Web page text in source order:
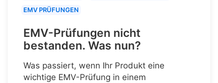
EMV PRÜFUNGEN
EMV-Prüfungen nicht
bestanden. Was nun?
Was passiert, wenn Ihr Produkt eine
wichtige EMV-Prüfung in einem